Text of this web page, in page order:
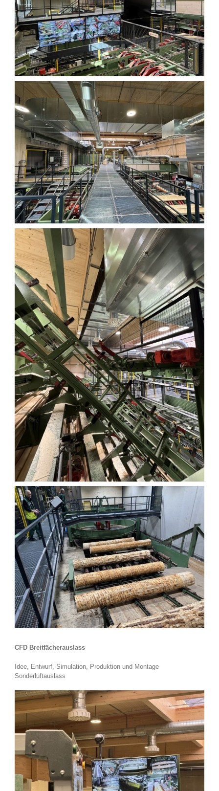
CFD Breitfächerauslass
Idee, Entwurf, Simulation, Produktion und Montage
Sonderluftauslass